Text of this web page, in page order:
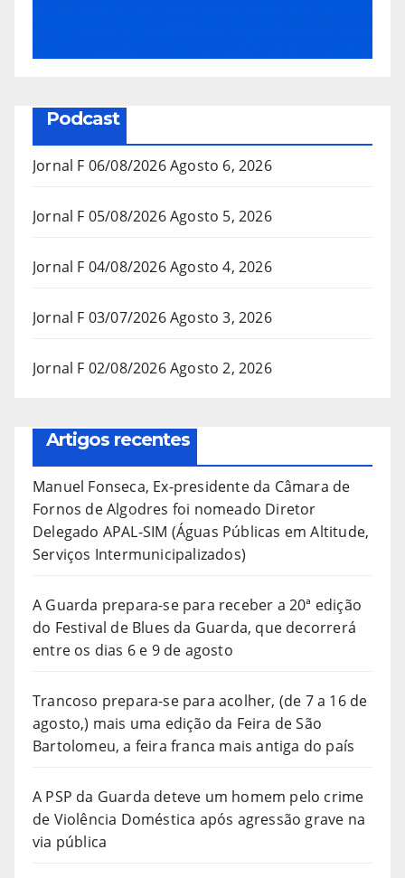
Podcast
Jornal F 06/08/2026Agosto 6, 2026
Jornal F 05/08/2026Agosto 5, 2026
Jornal F 04/08/2026Agosto 4, 2026
Jornal F 03/07/2026Agosto 3, 2026
Jornal F 02/08/2026Agosto 2, 2026
Artigos recentes
Manuel Fonseca, Ex-presidente da Câmara de
Fornos de Algodres foi nomeado Diretor
Delegado APAL-SIM (Águas Públicas em Altitude,
Serviços Intermunicipalizados)
A Guarda prepara-se para receber a 20ª edição
do Festival de Blues da Guarda, que decorrerá
entre os dias 6 e 9 de agosto
Trancoso prepara-se para acolher, (de 7 a 16 de
agosto,) mais uma edição da Feira de São
Bartolomeu, a feira franca mais antiga do país
A PSP da Guarda deteve um homem pelo crime
de Violência Doméstica após agressão grave na
via pública